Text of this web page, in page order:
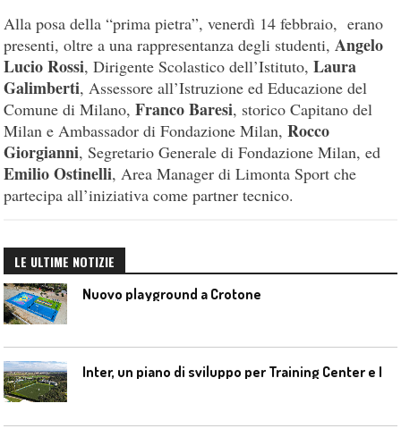
Alla posa della “prima pietra”, venerdì 14 febbraio, erano
presenti, oltre a una rappresentanza degli studenti, Angelo
Lucio Rossi, Dirigente Scolastico dell’Istituto,Laura
Galimberti, Assessore all’Istruzione ed Educazione del
Comune di Milano,Franco Baresi, storico Capitano del
Milan e Ambassador di Fondazione Milan,Rocco
Giorgianni, Segretario Generale di Fondazione Milan, ed
Emilio Ostinelli, Area Manager di Limonta Sport che
partecipa all’iniziativa come partner tecnico.
LE ULTIME NOTIZIE
Nuovo playground a Crotone